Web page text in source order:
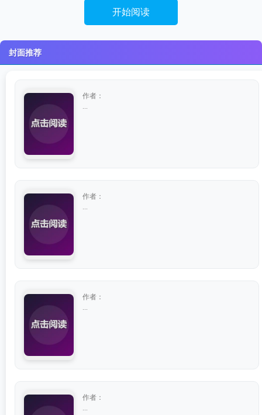
开始阅读
封面推荐
作者：
作者：
作者：
作者：